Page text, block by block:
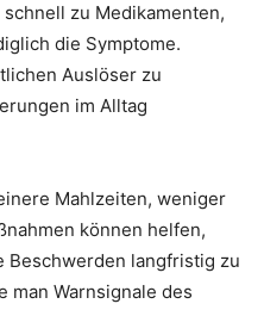
zu Medikamenten,
die Symptome.
Auslöser zu
im Alltag
Mahlzeiten, weniger
können helfen,
Beschwerden langfristig zu
man Warnsignale des